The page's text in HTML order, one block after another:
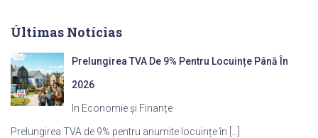
Últimas Notícias
Prelungirea TVA De 9% Pentru Locuințe Până În
2026
In Economie și Finanțe
Prelungirea TVA de 9% pentru anumite locuințe în